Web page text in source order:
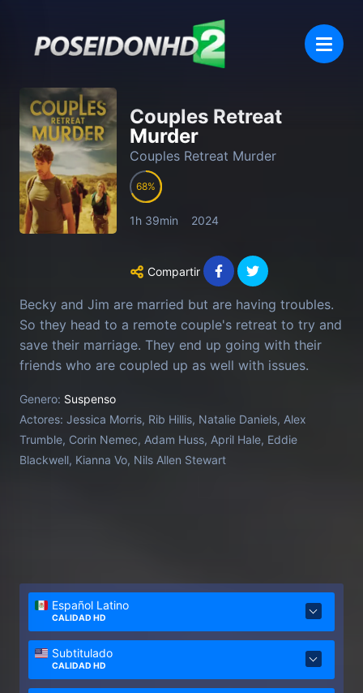
Couples Retreat
Murder
Couples Retreat Murder
68
1h 39min 2024
Compartir
Becky and Jim are married but are having troubles.
So they head to a remote couple's retreat to try and
save their marriage. They end up going with their
friends who are coupled up as well with issues.
when accusations are made, someone goes missing,
and another is found dead.
Genero: Suspenso
Actores: Jessica Morris, Rib Hillis, Natalie Daniels, Alex
Trumble, Corin Nemec, Adam Huss, April Hale, Eddie
Blackwell, Kianna Vo, Nils Allen Stewart
Español Latino
CALIDAD HD
Subtitulado
CALIDAD HD